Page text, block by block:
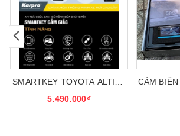
SMARTKEY TOYOTA ALTIST
2015
5.490.000₫
CẢM BIẾN